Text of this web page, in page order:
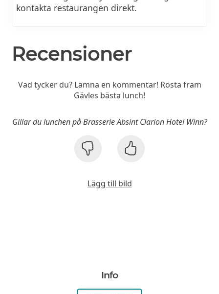
kontakta restaurangen direkt.
Recensioner
Vad tycker du? Lämna en kommentar! Rösta fram
Gävles bästa lunch!
Gillar du lunchen på Brasserie Absint Clarion Hotel Winn?
Lägg till bild
Info